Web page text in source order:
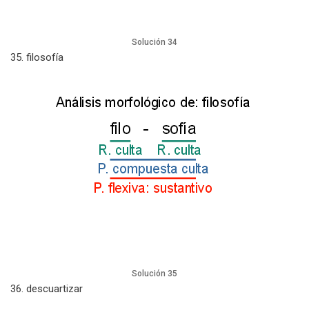
Solución 34
35. filosofía
Solución 35
36. descuartizar